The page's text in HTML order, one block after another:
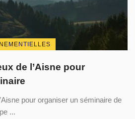
de l’Aisne pour
pour organiser un séminaire de
...